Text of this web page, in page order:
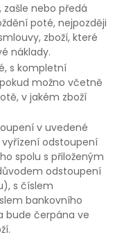
nebo předá
poté, nejpozději
zboží, které
náklady.
s kompletní
možno včetně
v jakém zboží
v uvedené
odstoupení
spolu s přiloženým
odstoupení
s číslem
bankovního
bude čerpána ve